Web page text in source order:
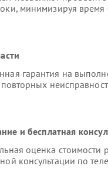
минимизируя время
гарантия на
и бесплатная
оценка стоимости
консультации по